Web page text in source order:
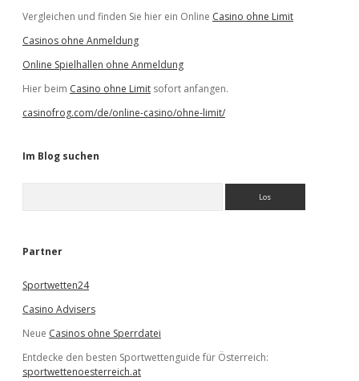
Vergleichen und finden Sie hier ein Online Casino ohne Limit
Casinos ohne Anmeldung
Online Spielhallen ohne Anmeldung
Hier beim Casino ohne Limit sofort anfangen.
casinofrog.com/de/online-casino/ohne-limit/
Im Blog suchen
e
Partner
Sportwetten24
Casino Advisers
Neue Casinos ohne Sperrdatei
Entdecke den besten Sportwettenguide für Österreich:
sportwettenoesterreich.at